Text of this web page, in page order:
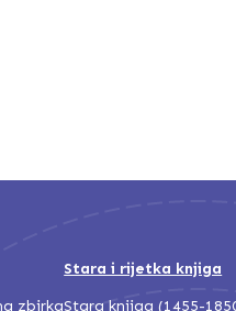
zbirka
Stara i rijetka knjiga
Stara knjiga (1455-